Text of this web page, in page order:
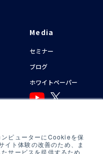
ンピューターにCookieを保
ト体験の改善のため、ま
サービスを提供するため
Media
セミナー
ブログ
ホワイトペーパー